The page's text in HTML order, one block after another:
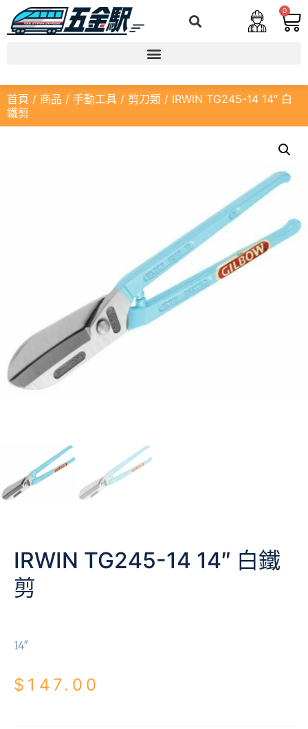
0
首頁 / 商品 / 手動工具 / 剪刀類 / IRWIN TG245-14 14″ 白
鐵剪
IRWIN TG245-14 14″ 白鐵
剪
14″
$ 147.00